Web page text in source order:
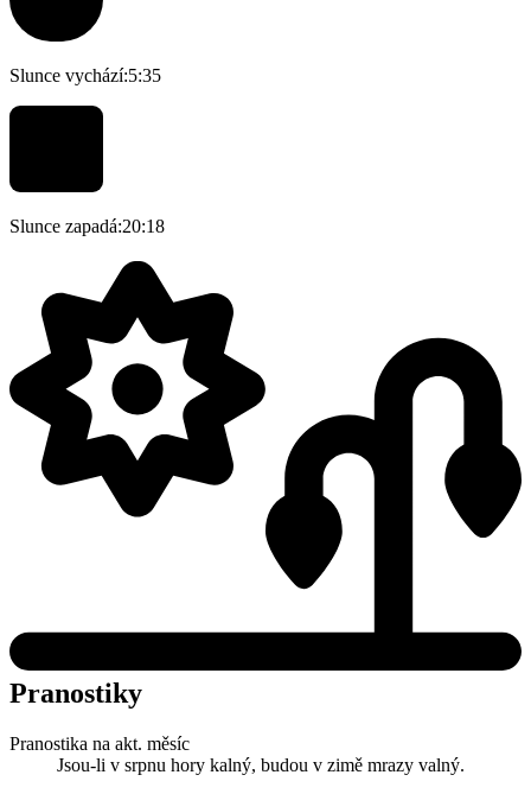
Slunce vychází:5:35
Slunce zapadá:20:18
Pranostiky
Pranostika na akt. měsíc
Jsou-li v srpnu hory kalný, budou v zimě mrazy valný.